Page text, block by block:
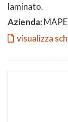
laminato.
Azienda:
visualizza